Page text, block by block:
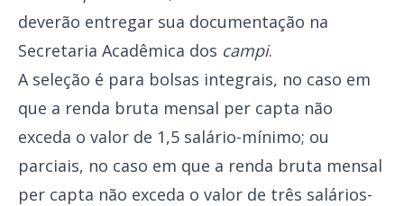
deverão entregar sua documentação na
Secretaria Acadêmica dos campi.
A seleção é para bolsas integrais, no caso em
que a renda bruta mensal per capta não
exceda o valor de 1,5 salário-mínimo; ou
parciais, no caso em que a renda bruta mensal
per capta não exceda o valor de três salários-